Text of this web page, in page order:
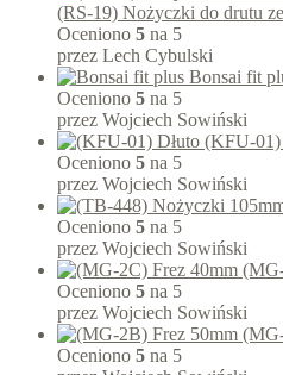
(RS-19) Nożyczki do drutu
Oceniono 5 na 5
przez Lech Cybulski
Bonsai fit
Oceniono 5 na 5
przez Wojciech Sowiński
(KFU-01)
Oceniono 5 na 5
przez Wojciech Sowiński
Oceniono 5 na 5
przez Wojciech Sowiński
Oceniono 5 na 5
przez Wojciech Sowiński
Oceniono 5 na 5